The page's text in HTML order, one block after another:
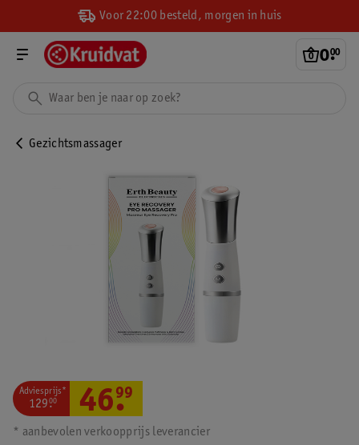
Voor 22:00 besteld, morgen in huis
0.
00
Gezichtsmassager
Adviesprijs*
129.
00 46.
99
* aanbevolen verkoopprijs leverancier